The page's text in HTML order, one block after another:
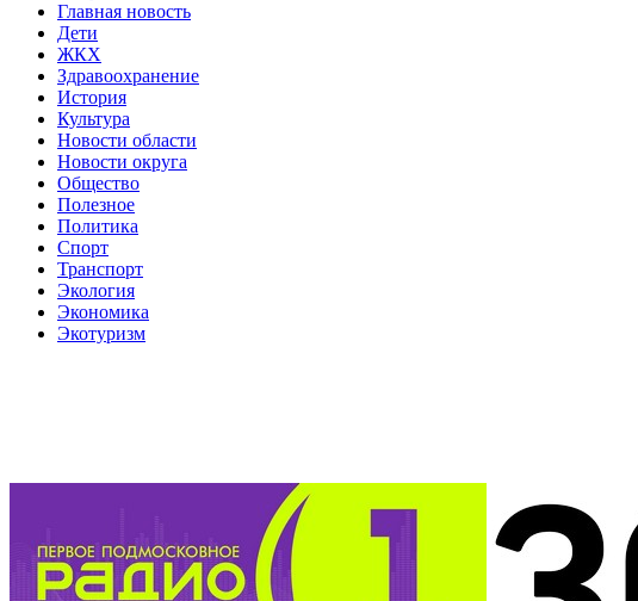
Главная новость
Дети
ЖКХ
Здравоохранение
История
Культура
Новости области
Новости округа
Общество
Полезное
Политика
Спорт
Транспорт
Экология
Экономика
Экотуризм